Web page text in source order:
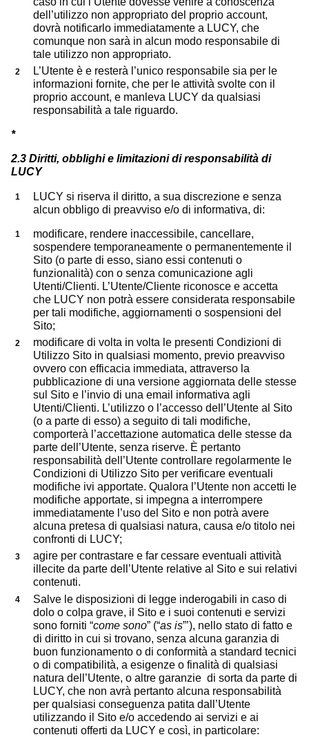
dell’utilizzo non appropriato del proprio account,
dovrà notificarlo immediatamente a LUCY, che
comunque non sarà in alcun modo responsabile di
tale utilizzo non appropriato.
L’Utente è e resterà l’unico responsabile sia per le
informazioni fornite, che per le attività svolte con il
proprio account, e manleva LUCY da qualsiasi
responsabilità a tale riguardo.
*
2.3 Diritti, obblighi e limitazioni di responsabilità di
LUCY
LUCY si riserva il diritto, a sua discrezione e senza
alcun obbligo di preavviso e/o di informativa, di:
modificare, rendere inaccessibile, cancellare,
sospendere temporaneamente o permanentemente il
Sito (o parte di esso, siano essi contenuti o
funzionalità) con o senza comunicazione agli
Utenti/Clienti. L’Utente/Cliente riconosce e accetta
che LUCY non potrà essere considerata responsabile
per tali modifiche, aggiornamenti o sospensioni del
Sito;
modificare di volta in volta le presenti Condizioni di
Utilizzo Sito in qualsiasi momento, previo preavviso
ovvero con efficacia immediata, attraverso la
pubblicazione di una versione aggiornata delle stesse
sul Sito e l’invio di una email informativa agli
Utenti/Clienti. L’utilizzo o l’accesso dell’Utente al Sito
(o a parte di esso) a seguito di tali modifiche,
comporterà l’accettazione automatica delle stesse da
parte dell’Utente, senza riserve. È pertanto
responsabilità dell’Utente controllare regolarmente le
Condizioni di Utilizzo Sito per verificare eventuali
modifiche ivi apportate. Qualora l’Utente non accetti le
modifiche apportate, si impegna a interrompere
immediatamente l’uso del Sito e non potrà avere
alcuna pretesa di qualsiasi natura, causa e/o titolo nei
confronti di LUCY;
agire per contrastare e far cessare eventuali attività
illecite da parte dell’Utente relative al Sito e sui relativi
contenuti.
Salve le disposizioni di legge inderogabili in caso di
dolo o colpa grave, il Sito e i suoi contenuti e servizi
sono forniti “come sono” (“as is”’), nello stato di fatto e
di diritto in cui si trovano, senza alcuna garanzia di
buon funzionamento o di conformità a standard tecnici
o di compatibilità, a esigenze o finalità di qualsiasi
natura dell’Utente, o altre garanzie di sorta da parte di
LUCY, che non avrà pertanto alcuna responsabilità
per qualsiasi conseguenza patita dall’Utente
utilizzando il Sito e/o accedendo ai servizi e ai
contenuti offerti da LUCY e così, in particolare: